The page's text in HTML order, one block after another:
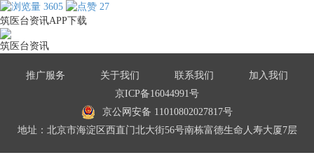
3605
27
筑医台资讯APP下载
筑医台资讯
推广服务 关于我们 联系我们
加入我们
京ICP备16044991号
京公网安备 11010802027817号
地址：北京市海淀区西直门北大街56号南栋富德生命人寿大厦7层